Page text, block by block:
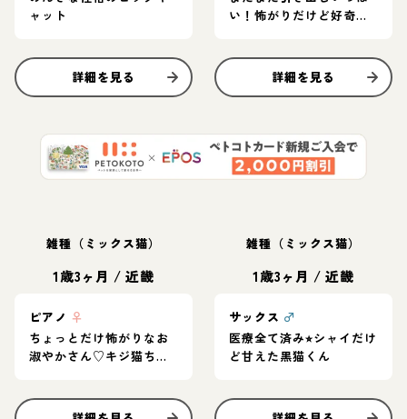
ャット
詳細を見る
い！怖がりだけど好奇心
詳細を見る
雑種（ミックス猫）
1歳3ヶ月 /近畿
ピアノ ♀
ちょっとだけ怖がりなお
淑やかさん♡キジ猫ちゃ
雑種（ミックス猫）
1歳3ヶ月 /近畿
サックス ♂
医療全て済み⭐︎シャイだけ
ど甘えた黒猫くん